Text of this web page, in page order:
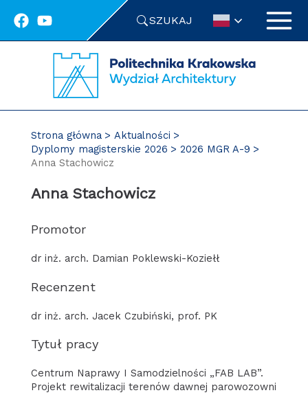
SZUKAJ
Strona główna
Aktualności
Dyplomy magisterskie 2026
2026 MGR A-9
Anna Stachowicz
Anna Stachowicz
Promotor
dr inż. arch. Damian Poklewski-Koziełł
Recenzent
dr inż. arch. Jacek Czubiński, prof. PK
Tytuł pracy
Centrum Naprawy I Samodzielności „FAB LAB”.
Projekt rewitalizacji terenów dawnej parowozowni